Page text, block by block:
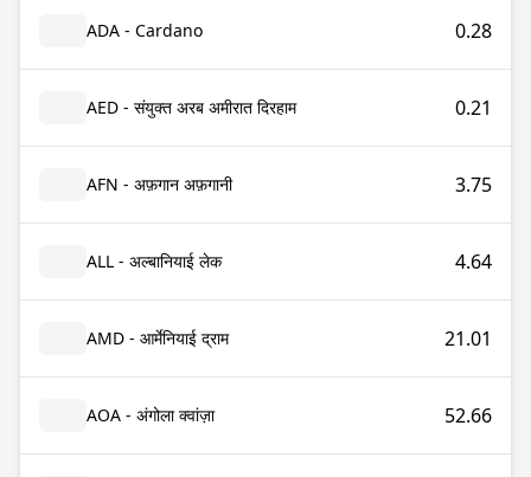
ADA - Cardano 0.28
AED - संयुक्त अरब अमीरात दिरहाम 0.21
AFN - अफ़गान अफ़गानी 3.75
ALL - अल्बानियाई लेक 4.64
AMD - आर्मेनियाई द्राम 21.01
AOA - अंगोला क्वांज़ा 52.66